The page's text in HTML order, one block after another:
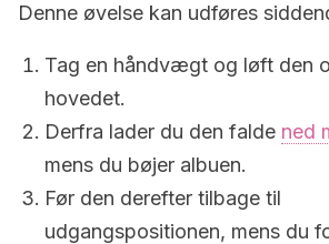
Denne øvelse kan udføres
Tag en håndvægt og løft den
hovedet.
Derfra lader du den falde ned
mens du bøjer albuen.
Før den derefter tilbage til
udgangspositionen, mens du